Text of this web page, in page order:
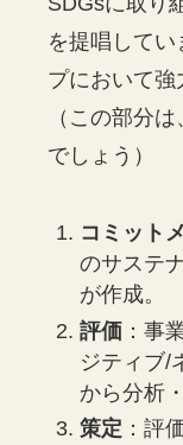
を提唱して
プにおいて強
（この部分
でしょう）
コミット
のサステ
が作成。
評価 ：事
ジティブ/
から分析
策定 ：評